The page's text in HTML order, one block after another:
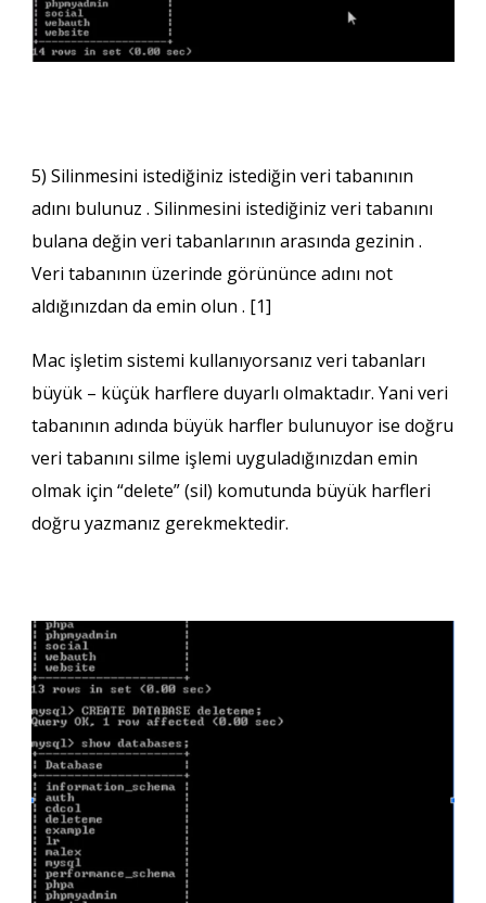
5) Silinmesini istediğiniz istediğin veri tabanının
adını bulunuz . Silinmesini istediğiniz veri tabanını
bulana değin veri tabanlarının arasında gezinin .
Veri tabanının üzerinde görününce adını not
aldığınızdan da emin olun . [1]
Mac işletim sistemi kullanıyorsanız veri tabanları
büyük – küçük harflere duyarlı olmaktadır. Yani veri
tabanının adında büyük harfler bulunuyor ise doğru
veri tabanını silme işlemi uyguladığınızdan emin
olmak için “delete” (sil) komutunda büyük harfleri
doğru yazmanız gerekmektedir.